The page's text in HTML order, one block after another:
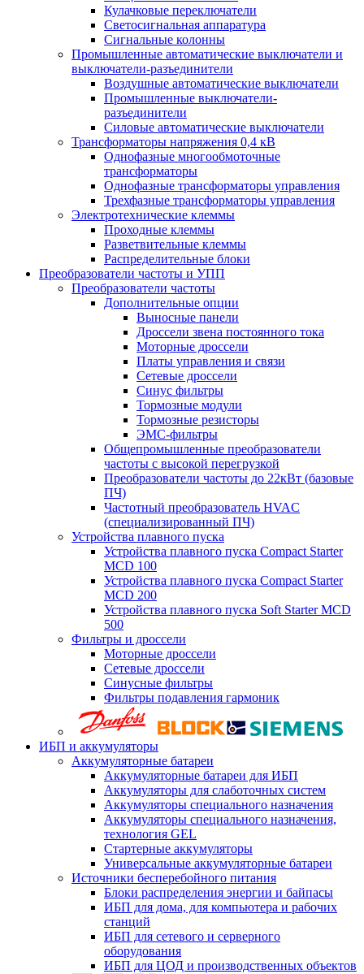
Кулачковые переключатели
Светосигнальная аппаратура
Сигнальные колонны
Промышленные автоматические выключатели и
выключатели-разъединители
Воздушные автоматические выключатели
Промышленные выключатели-
разъединители
Силовые автоматические выключатели
Трансформаторы напряжения 0,4 кВ
Однофазные многообмоточные
трансформаторы
Однофазные трансформаторы управления
Трехфазные трансформаторы управления
Электротехнические клеммы
Проходные клеммы
Разветвительные клеммы
Распределительные блоки
Преобразователи частоты и УПП
Преобразователи частоты
Дополнительные опции
Выносные панели
Дроссели звена постоянного тока
Моторные дроссели
Платы управления и связи
Сетевые дроссели
Синус фильтры
Тормозные модули
Тормозные резисторы
ЭМС-фильтры
Общепромышленные преобразователи
частоты с высокой перегрузкой
Преобразователи частоты до 22кВт (базовые
ПЧ)
Частотный преобразователь HVAC
(специализированный ПЧ)
Устройства плавного пуска
Устройства плавного пуска Compact Starter
MCD 100
Устройства плавного пуска Compact Starter
MCD 200
Устройства плавного пуска Soft Starter MCD
500
Фильтры и дроссели
Моторные дроссели
Сетевые дроссели
Синусные фильтры
Фильтры подавления гармоник
ИБП и аккумуляторы
Аккумуляторные батареи
Аккумуляторные батареи для ИБП
Аккумуляторы для слаботочных систем
Аккумуляторы специального назначения
Аккумуляторы специального назначения,
технология GEL
Стартерные аккумуляторы
Универсальные аккумуляторные батареи
Источники бесперебойного питания
Блоки распределения энергии и байпасы
ИБП для дома, для компьютера и рабочих
станций
ИБП для сетевого и серверного
оборудования
ИБП для ЦОД и производственных объектов